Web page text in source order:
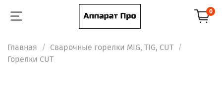
0
Главная
Сварочные горелки MIG, TIG, CUT
Горелки CUT